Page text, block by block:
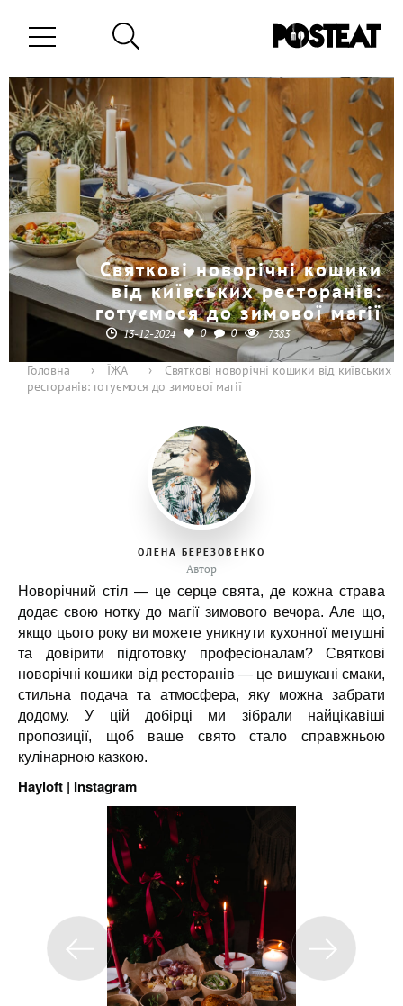
Святкові новорічні кошики
від київських ресторанів:
готуємося до зимової магії
13-12-2024 0 0 7383
Головна › ЇЖА ›
Святкові новорічні кошики від київських
ресторанів: готуємося до зимової магії
ОЛЕНА БЕРЕЗОВЕНКО
Автор
Новорічний стіл — це серце свята, де кожна страва
додає свою нотку до магії зимового вечора. Але що,
якщо цього року ви можете уникнути кухонної метушні
та довірити підготовку професіоналам? Святкові
новорічні кошики від ресторанів — це вишукані смаки,
стильна подача та атмосфера, яку можна забрати
додому. У цій добірці ми зібрали найцікавіші
пропозиції, щоб ваше свято стало справжньою
кулінарною казкою.
Hayloft | Instagram